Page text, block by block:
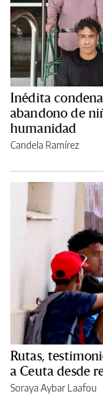
Inédita
abandono de
humanidad
Candela Ramírez
Rutas,
a Ceuta desde
Soraya Aybar Laafou